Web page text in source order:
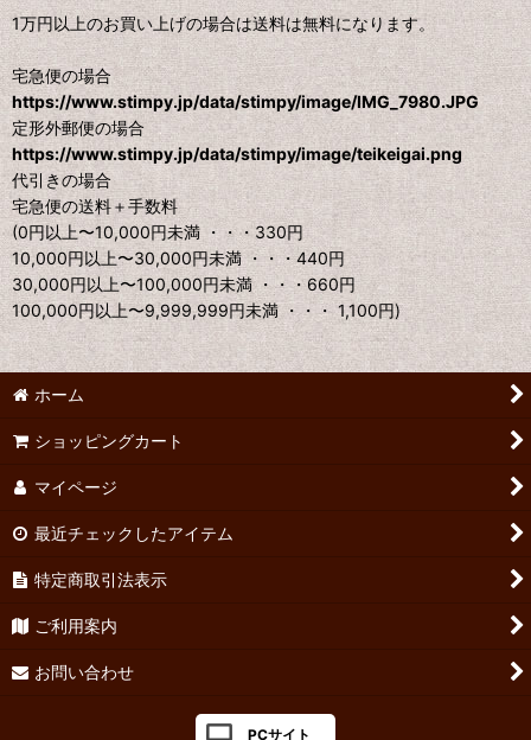
1万円以上のお買い上げの場合は送料は無料になります。
宅急便の場合
https://www.stimpy.jp/data/stimpy/image/IMG_7980.JPG
定形外郵便の場合
https://www.stimpy.jp/data/stimpy/image/teikeigai.png
代引きの場合
宅急便の送料＋手数料
(0円以上〜10,000円未満 ・・・330円
10,000円以上〜30,000円未満 ・・・440円
30,000円以上〜100,000円未満 ・・・660円
100,000円以上〜9,999,999円未満 ・・・ 1,100円)
ホーム
ショッピングカート
マイページ
最近チェックしたアイテム
特定商取引法表示
ご利用案内
お問い合わせ
PCサイト